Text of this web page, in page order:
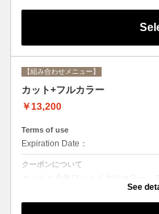
【組み合わせメニュー】
カット+フルカラー
￥13,200
Terms of use
Expiration Date：
クーポンについて
分けて綺麗に染め上げます。シャン
See